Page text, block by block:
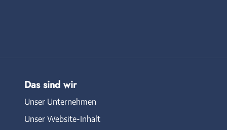
Das sind wir
Unser Unternehmen
Unser Website-Inhalt